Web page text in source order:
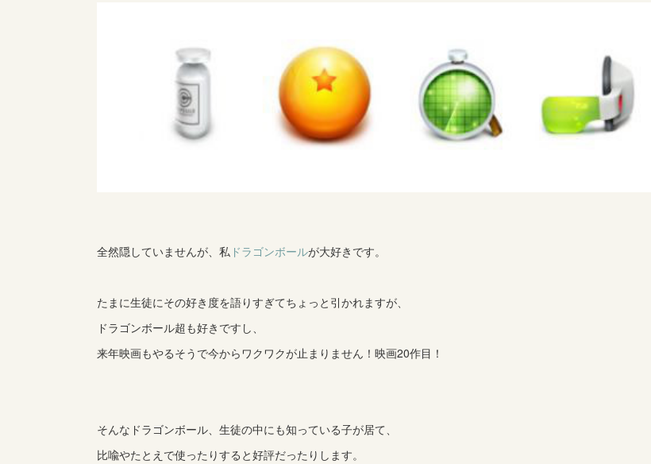
全然隠していませんが、私 ドラゴンボールが大好きです。
たまに生徒にその好き度を語りすぎてちょっと引かれますが、
ドラゴンボール超も好きですし、
来年映画もやるそうで今からワクワクが止まりません！映画20作目！
そんなドラゴンボール、生徒の中にも知っている子が居て、
比喩やたとえで使ったりすると好評だったりします。